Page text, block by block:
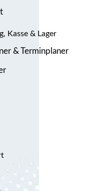
Kasse & Lager
& Terminplaner